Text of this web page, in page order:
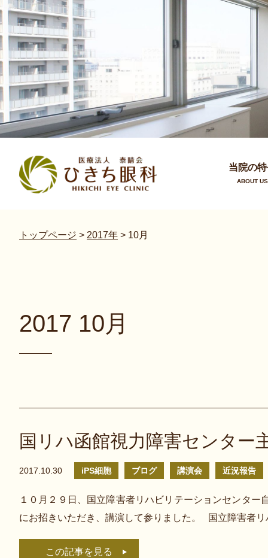
当院の
ABOUT US
トップページ > 2017年 > 10月
2017 10月
国リハ函館視力障害センター
2017.10.30 iPS細胞 ブログ 講演会 近況報告
１０月２９日、国立障害者リハビリテーションセンタ
にお招きいただき、講演して参りました。 国立障害者
この記事を見る